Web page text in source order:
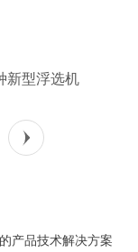
新型浮选机
产品技术解决方案